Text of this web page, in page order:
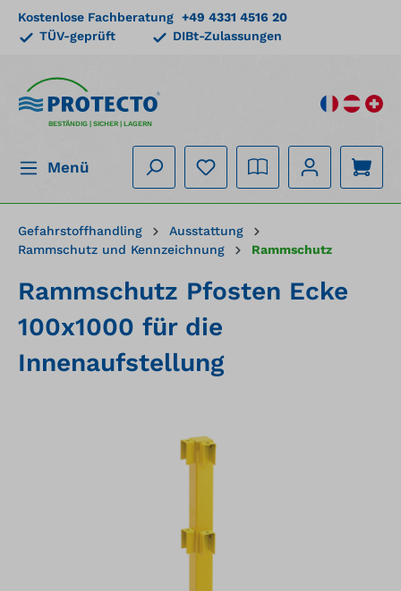
springen
Kostenlose Fachberatung +49 4331 4516 20
TÜV-geprüft
DIBt-Zulassungen
BESTÄNDIG | SICHER | LAGERN
Menü
Gefahrstoffhandling
Ausstattung
Rammschutz und Kennzeichnung
Rammschutz
Rammschutz Pfosten Ecke
100x1000 für die
Innenaufstellung
Bildergalerie überspringen